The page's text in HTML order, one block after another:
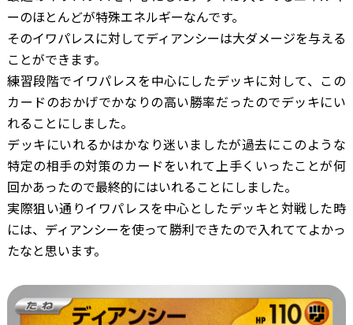
ーのほとんどが特殊エネルギーなんです。
そのイワパレスに対してディアンシーは大ダメージを与える
ことができます。
練習段階でイワパレスを中心にしたデッキに対して、この
カードのおかげでかなりの高い勝率だったのでデッキにい
れることにしました。
デッキにいれるかはかなり迷いましたが過去にこのような
特定の相手の対策のカードをいれて上手くいったことが何
回かあったので最終的にはいれることにしました。
実際狙い通りイワパレスを中心としたデッキと対戦した時
には、ディアンシーを使って勝利できたので入れててよかっ
たなと思います。